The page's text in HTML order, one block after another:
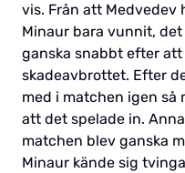
vis. Från att
Minaur bara vunnit,
ganska snabbt efter
skadeavbrottet. Efter
med i matchen igen så
att det spelade in.
matchen blev ganska
Minaur kände sig